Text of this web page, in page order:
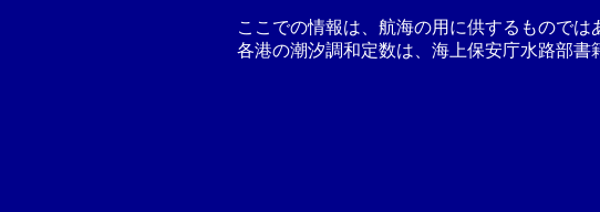
ここでの情報は、航海の用に供するもので
各港の潮汐調和定数は、海上保安庁水路部書